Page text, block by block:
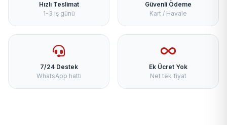
Hızlı Teslimat
1-3 iş günü
Güvenli Ödeme
Kart / Havale
7/24 Destek
WhatsApp hattı
Ek Ücret Yok
Net tek fiyat